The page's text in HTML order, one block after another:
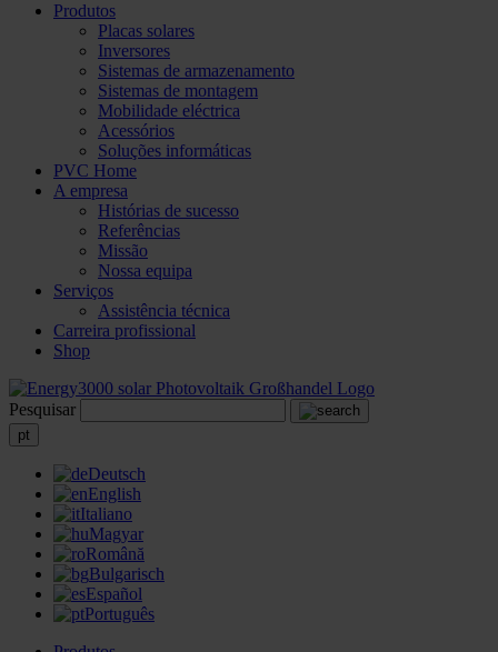
Produtos
Placas solares
Inversores
Sistemas de armazenamento
Sistemas de montagem
Mobilidade eléctrica
Acessórios
Soluções informáticas
PVC Home
A empresa
Histórias de sucesso
Referências
Missão
Nossa equipa
Serviços
Assistência técnica
Carreira profissional
Shop
Pesquisar
pt
Deutsch
English
Italiano
Magyar
Română
Bulgarisch
Español
Português